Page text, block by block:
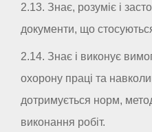
2.13. Знає, розуміє і
документи, що
2.14. Знає і виконує
охорону праці та
дотримується норм,
виконання робіт.